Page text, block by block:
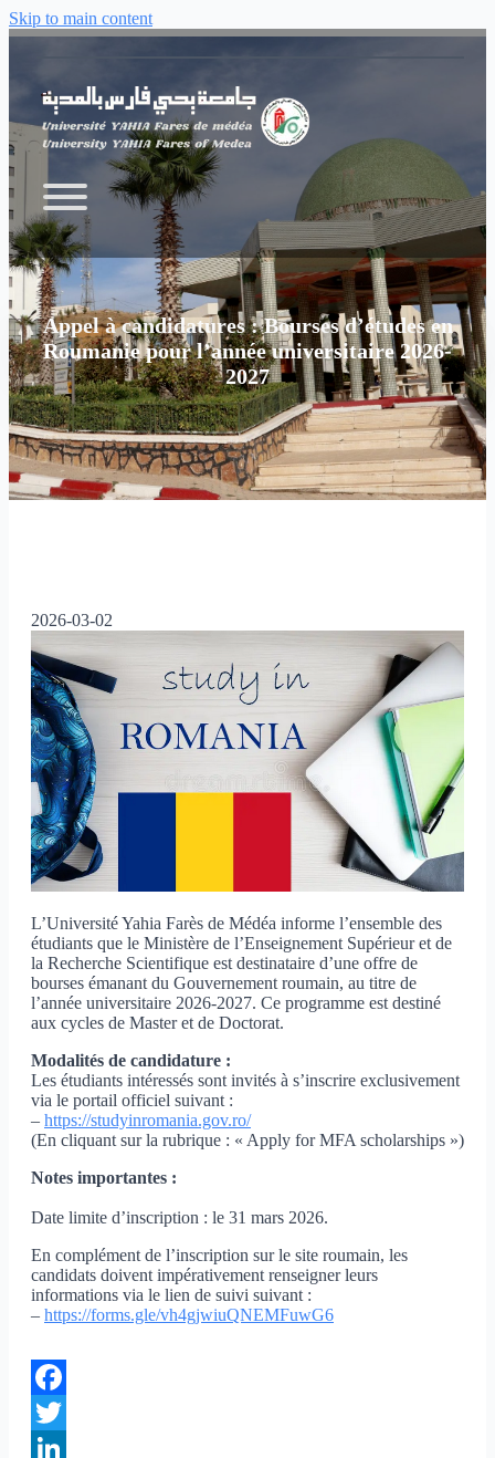
Skip to main content
Appel à candidatures : Bourses d’études en
Roumanie pour l’année universitaire 2026-
2027
2026-03-02
L’Université Yahia Farès de Médéa informe l’ensemble des
étudiants que le Ministère de l’Enseignement Supérieur et de
la Recherche Scientifique est destinataire d’une offre de
bourses émanant du Gouvernement roumain, au titre de
l’année universitaire 2026-2027. Ce programme est destiné
aux cycles de Master et de Doctorat.
Modalités de candidature :
Les étudiants intéressés sont invités à s’inscrire exclusivement
via le portail officiel suivant :
– https://studyinromania.gov.ro/
(En cliquant sur la rubrique : « Apply for MFA scholarships »)
Notes importantes :
Date limite d’inscription : le 31 mars 2026.
En complément de l’inscription sur le site roumain, les
candidats doivent impérativement renseigner leurs
informations via le lien de suivi suivant :
– https://forms.gle/vh4gjwiuQNEMFuwG6
Facebook
Twitter